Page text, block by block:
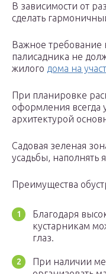
В зависимости от
сделать
Важное требование
палисадника не
жилого дома на
При планировке
оформления всегда
архитектурой
Садовая зеленая
усадьбы, наполнять
Преимущества
Благодаря
кустарникам
глаз.
При наличии